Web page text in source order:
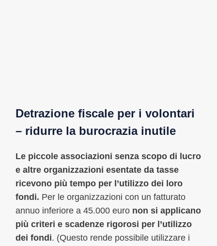
Detrazione fiscale per i volontari
– ridurre la burocrazia inutile
Le piccole associazioni senza scopo di lucro
e altre organizzazioni esentate da tasse
ricevono più tempo per l’utilizzo dei loro
fondi. Per le organizzazioni con un fatturato
annuo inferiore a 45.000 euro non si applicano
più criteri e scadenze rigorosi per l’utilizzo
dei fondi. (Questo rende possibile utilizzare i